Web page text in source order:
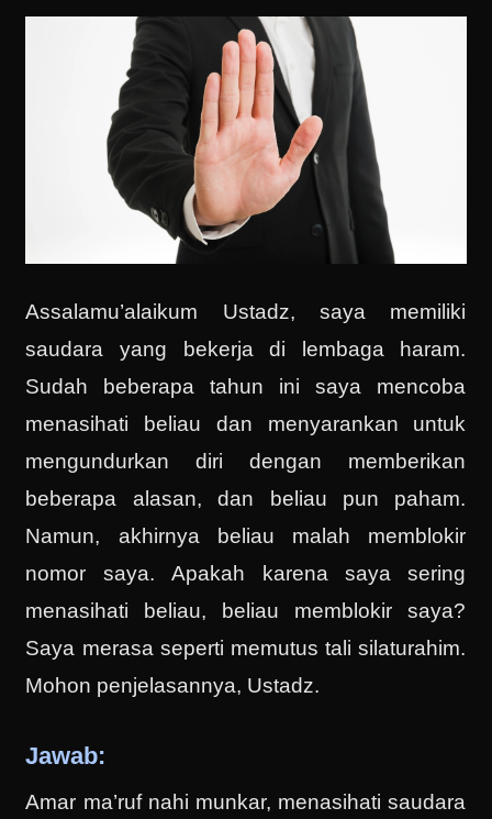
Assalamu’alaikum Ustadz, saya memiliki
saudara yang bekerja di lembaga haram.
Sudah beberapa tahun ini saya mencoba
menasihati beliau dan menyarankan untuk
mengundurkan diri dengan memberikan
beberapa alasan, dan beliau pun paham.
Namun, akhirnya beliau malah memblokir
nomor saya. Apakah karena saya sering
menasihati beliau, beliau memblokir saya?
Saya merasa seperti memutus tali silaturahim.
Mohon penjelasannya, Ustadz.
Jawab:
Amar ma’ruf nahi munkar, menasihati saudara